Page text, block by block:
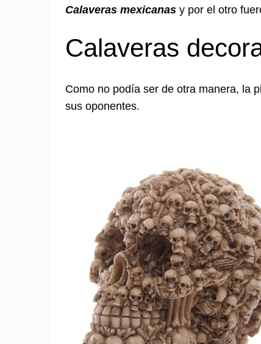
Calaveras mexicanas y por el otro
Calaveras
Como no podía ser de otra manera, la
sus oponentes.